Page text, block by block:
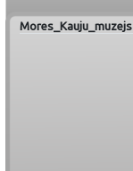
Mores_Kauju_muzejs